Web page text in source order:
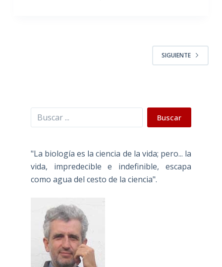
SIGUIENTE
Buscar Buscar
"La biología es la ciencia de la vida; pero... la
vida, impredecible e indefinible, escapa
como agua del cesto de la ciencia".